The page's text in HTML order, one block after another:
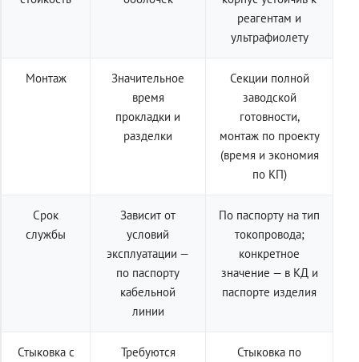
реагентам и
ультрафиолету
Монтаж
Значительное
время
прокладки и
разделки
Секции полной
заводской
готовности,
монтаж по проекту
(время и экономия
по КП)
Срок
службы
Зависит от
условий
эксплуатации —
по паспорту
кабельной
линии
По паспорту на тип
токопровода;
конкретное
значение — в КД и
паспорте изделия
Стыковка с
Требуются
Стыковка по